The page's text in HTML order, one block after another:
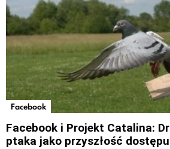
Facebook
Facebook i Projekt Catalina:
ptaka jako przyszłość